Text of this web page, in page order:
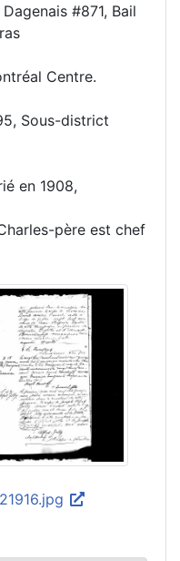
#871, Bail
Centre.
Sous-district
en 1908,
père est chef